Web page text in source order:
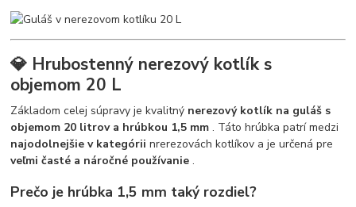
💎 Hrubostenný nerezový kotlík s
objemom 20 L
Základom celej súpravy je kvalitný nerezový kotlík na guláš s
objemom 20 litrov a hrúbkou 1,5 mm . Táto hrúbka patrí medzi
najodolnejšie v kategórii nrerezovách kotlíkov a je určená pre
veľmi časté a náročné používanie .
Prečo je hrúbka 1,5 mm taký rozdiel?